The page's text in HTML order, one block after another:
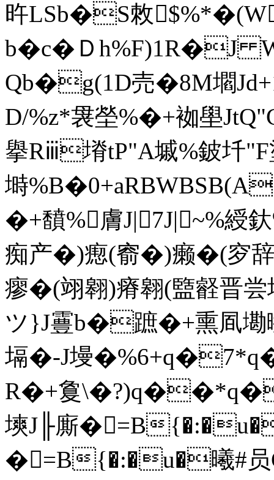
旿LSb�S敇
b�c�Ｄh%F)1R�J
Qb�g(1D売�8M壛
D/%z*袰塋%�+袽壆
擧Rⅲ塉tP"A墄%鈹圲
塒
�+馩%膚J|7J|~%綬
痴产�)瘛(窬�)癞�(穸
瘳�(翊翱)瘠翱(盬壡晋
ツ}J霻b�蹠�+熏凮墈
塥�-J墁
R�+敻
塽J╟廝�=B
�=B{�:�u�曦#